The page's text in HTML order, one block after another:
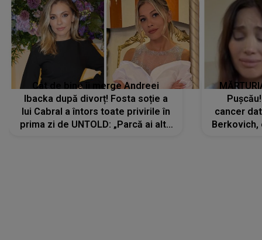
Cât de bine îi merge Andreei
Ibacka după divorț! Fosta soție a
lui Cabral a întors toate privirile în
prima zi de UNTOLD: „Parcă ai altă
cancer
Berkovich,